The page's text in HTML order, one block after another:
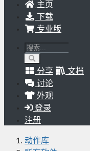
主页
下载
专业版
分享
文档
讨论
外观
登录
注册
动作库